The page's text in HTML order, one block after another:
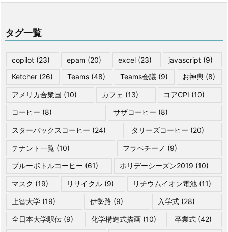
タグ一覧
copilot (23) epam (20) excel (23) javascript (9)
Ketcher (26) Teams (48) Teams会議 (9) お神輿(8)
アメリカ合衆国 (10) カフェ (13) コアCPI (10)
コーヒー (8) サザコーヒー (8)
スターバックスコーヒー (24) タリーズコーヒー (20)
テナント一覧 (10) フラペチーノ (9)
ブルーボトルコーヒー (61) ホリデーシーズン2019 (10)
マスク (19) リサイクル (9) リチウムイオン電池(11)
上智大学 (19) 伊勢路 (9) 入学式 (28)
全日本大学駅伝 (9) 化学構造式描画 (10) 卒業式(42)